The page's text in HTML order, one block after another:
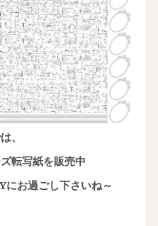
、
転写紙を販売中
にお過ごし下さいね～